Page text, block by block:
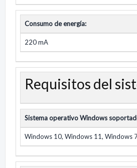
Consumo de energía:
220 mA
Requisitos del
Sistema operativo Windows
Windows 10, Windows 11, Windows